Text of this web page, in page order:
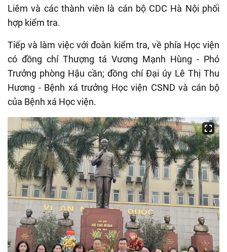
Liêm và các thành viên là cán bộ CDC Hà Nội phối
hợp kiểm tra.
Tiếp và làm việc với đoàn kiểm tra, về phía Học viện
có đồng chí Thượng tá Vương Mạnh Hùng - Phó
Trưởng phòng Hậu cần; đồng chí Đại úyLê Thị Thu
Hương - Bệnh xá trưởng Học viện CSND và cán bộ
của Bệnh xá Học viện.